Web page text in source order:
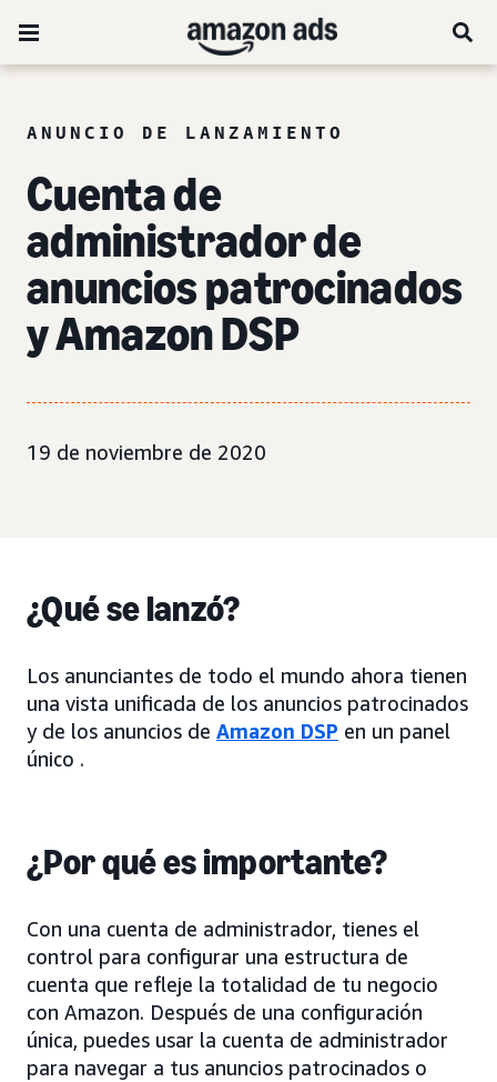
ANUNCIO DE LANZAMIENTO
Cuenta de
administrador de
anuncios patrocinados
y Amazon DSP
19 de noviembre de 2020
¿Qué se lanzó?
Los anunciantes de todo el mundo ahora tienen
una vista unificada de los anuncios patrocinados
y de los anuncios de Amazon DSP en un panel
único .
¿Por qué es importante?
Con una cuenta de administrador, tienes el
control para configurar una estructura de
cuenta que refleje la totalidad de tu negocio
con Amazon. Después de una configuración
única, puedes usar la cuenta de administrador
para navegar a tus anuncios patrocinados o